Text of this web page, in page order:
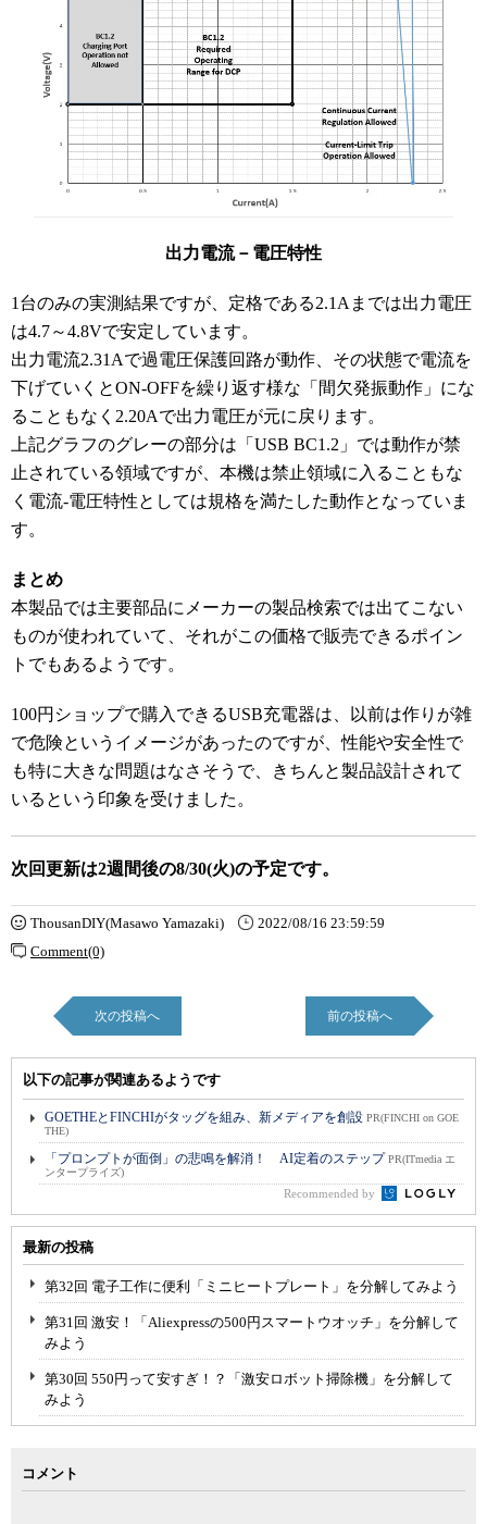
出力電流－電圧特性
1台のみの実測結果ですが、定格である2.1Aまでは出力電圧
は4.7～4.8Vで安定しています。
出力電流2.31Aで過電圧保護回路が動作、その状態で電流を
下げていくとON-OFFを繰り返す様な「間欠発振動作」にな
ることもなく2.20Aで出力電圧が元に戻ります。
上記グラフのグレーの部分は「USB BC1.2」では動作が禁
止されている領域ですが、本機は禁止領域に入ることもな
く電流-電圧特性としては規格を満たした動作となっていま
す。
まとめ
本製品では主要部品にメーカーの製品検索では出てこない
ものが使われていて、それがこの価格で販売できるポイン
トでもあるようです。
100円ショップで購入できるUSB充電器は、以前は作りが雑
で危険というイメージがあったのですが、性能や安全性で
も特に大きな問題はなさそうで、きちんと製品設計されて
いるという印象を受けました。
次回更新は2週間後の8/30(火)の予定です。
ThousanDIY(Masawo Yamazaki)
2022/08/16 23:59:59
Comment(0)
次の投稿へ 前の投稿へ
以下の記事が関連あるようです
GOETHEとFINCHIがタッグを組み、新メディアを創設 PR(FINCHI on GOE
THE)
「プロンプトが面倒」の悲鳴を解消！ AI定着のステップPR(ITmedia エ
ンタープライズ)
Recommended by
最新の投稿
第32回 電子工作に便利「ミニヒートプレート」を分解してみよう
第31回 激安！「Aliexpressの500円スマートウオッチ」を分解して
みよう
第30回 550円って安すぎ！？「激安ロボット掃除機」を分解して
みよう
コメント